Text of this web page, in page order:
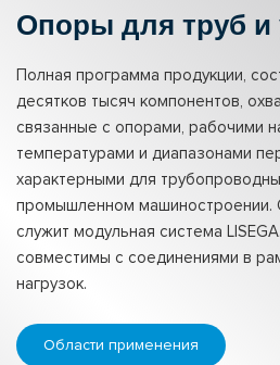
Опоры для труб и
Полная программа продукции,
десятков тысяч компонентов,
связанные с опорами, рабочими
температурами и диапазонами
характерными для
промышленном машиностроении.
служит модульная система
совместимы с соединениями в
нагрузок.
Области применения